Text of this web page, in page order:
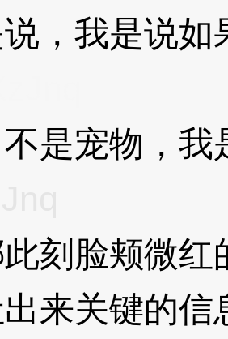
我是说如
宠物，我
脸颊微红
来关键的信